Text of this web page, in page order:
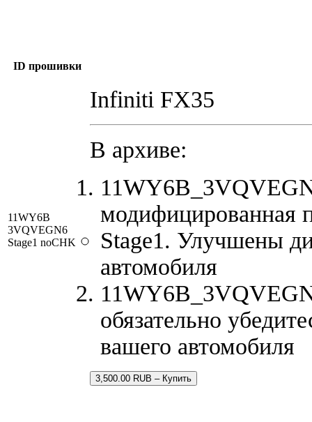
ID прошивки
11WY6B
3VQVEGN6
Stage1 noCHK
Infiniti FX35
В архиве:
модифицированная
Stage1. Улучшены
автомобиля
обязательно
вашего автомобиля
3,500.00 RUB – Купить